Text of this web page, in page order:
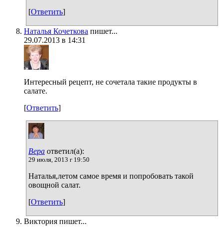
[Ответить]
Наталья Кочеткова пишет...
29.07.2013 в 14:31
Интересный рецепт, не сочетала такие продукты в
салате.
[Ответить]
Вера ответил(а):
29 июля, 2013 г 19:50
Наталья,летом самое время и попробовать такой
овощной салат.
[Ответить]
Виктория пишет...